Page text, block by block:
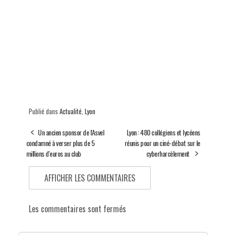
Publié dans Actualité, Lyon
Un ancien sponsor de l'Asvel
condamné à verser plus de 5
millions d'euros au club
Lyon : 480 collégiens et lycéens
réunis pour un ciné-débat sur le
cyberharcèlement
AFFICHER LES COMMENTAIRES
Les commentaires sont fermés